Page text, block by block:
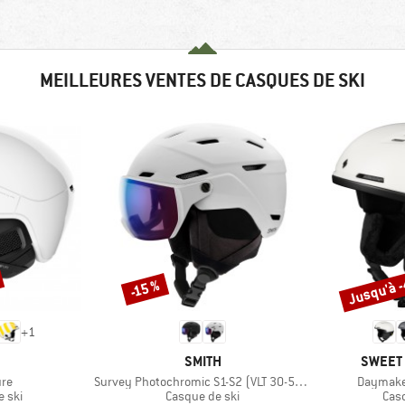
MEILLEURES VENTES DE CASQUES DE SKI
+1
ski
MARQUE
SMITH
Article
Survey Photochromic S1-S2 (VLT 30-50%)
Product group
Casque de ski
Remise
-15 %
SWEET
Article
Remise
Jusqu'à